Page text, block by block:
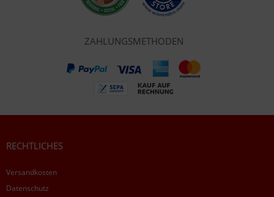
ZAHLUNGSMETHODEN
RECHTLICHES
Versandkosten
Datenschutz